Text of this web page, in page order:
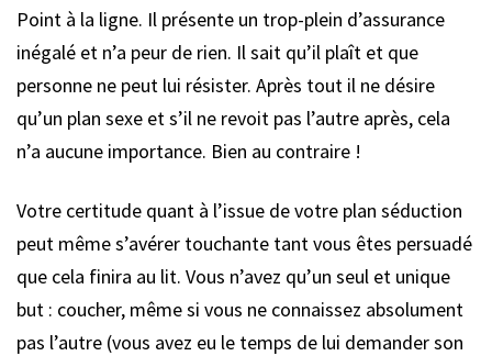
Point à la ligne. Il présente un trop-plein d’assurance
inégalé et n’a peur de rien. Il sait qu’il plaît et que
personne ne peut lui résister. Après tout il ne désire
qu’un plan sexe et s’il ne revoit pas l’autre après, cela
n’a aucune importance. Bien au contraire !
Votre certitude quant à l’issue de votre plan séduction
peut même s’avérer touchante tant vous êtes persuadé
que cela finira au lit. Vous n’avez qu’un seul et unique
but : coucher, même si vous ne connaissez absolument
pas l’autre (vous avez eu le temps de lui demander son